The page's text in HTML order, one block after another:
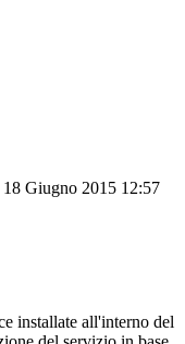
Giugno 2015 12:57
installate all'interno del